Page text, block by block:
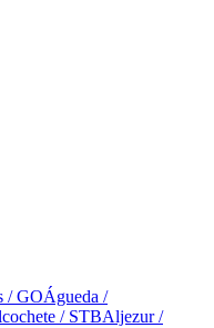
/ GOÁgueda /
/ STBAljezur/